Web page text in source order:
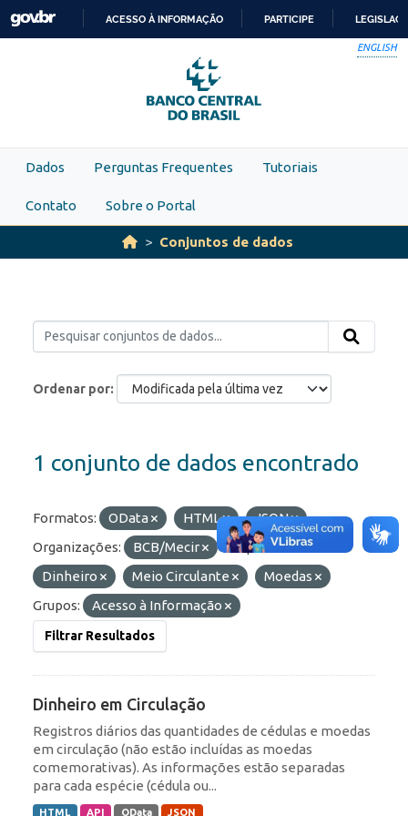
Skip to main content
PARA
O
CONTEÚDO
ACESSO À INFORMAÇÃO PARTICIPE
ENGLISH
Dados Perguntas Frequentes Tutoriais
Contato Sobre o Portal
Conjuntos de dados
Ordenar por
1 conjunto de dados encontrado
Formatos: OData HTML
JSON
Organizações:
BCB/Mecir
Etiquetas:
Dinheiro
Meio Circulante
Moedas
Grupos:
Acesso à Informação
Filtrar Resultados
Dinheiro em Circulação
Registros diários das quantidades de cédulas e moedas
em circulação (não estão incluídas as moedas
comemorativas). As informações estão separadas
para cada espécie (cédula ou...
HTML API OData JSON